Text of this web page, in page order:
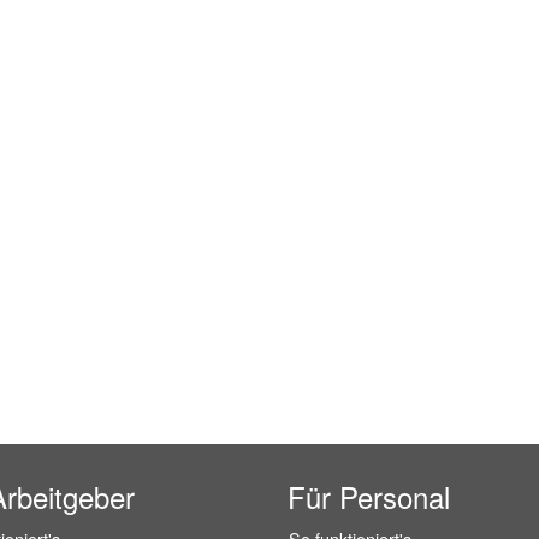
Für Personal